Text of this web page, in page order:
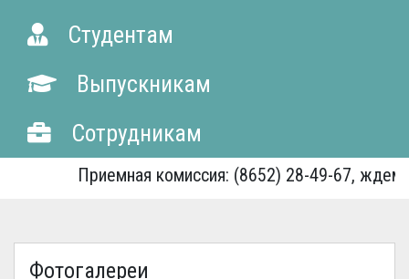
Студентам
Выпускникам
Сотрудникам
Приемная комиссия: (8652) 28-49-67, ждем
Фотогалереи